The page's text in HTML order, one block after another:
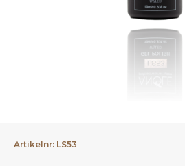
Artikelnr: LS53